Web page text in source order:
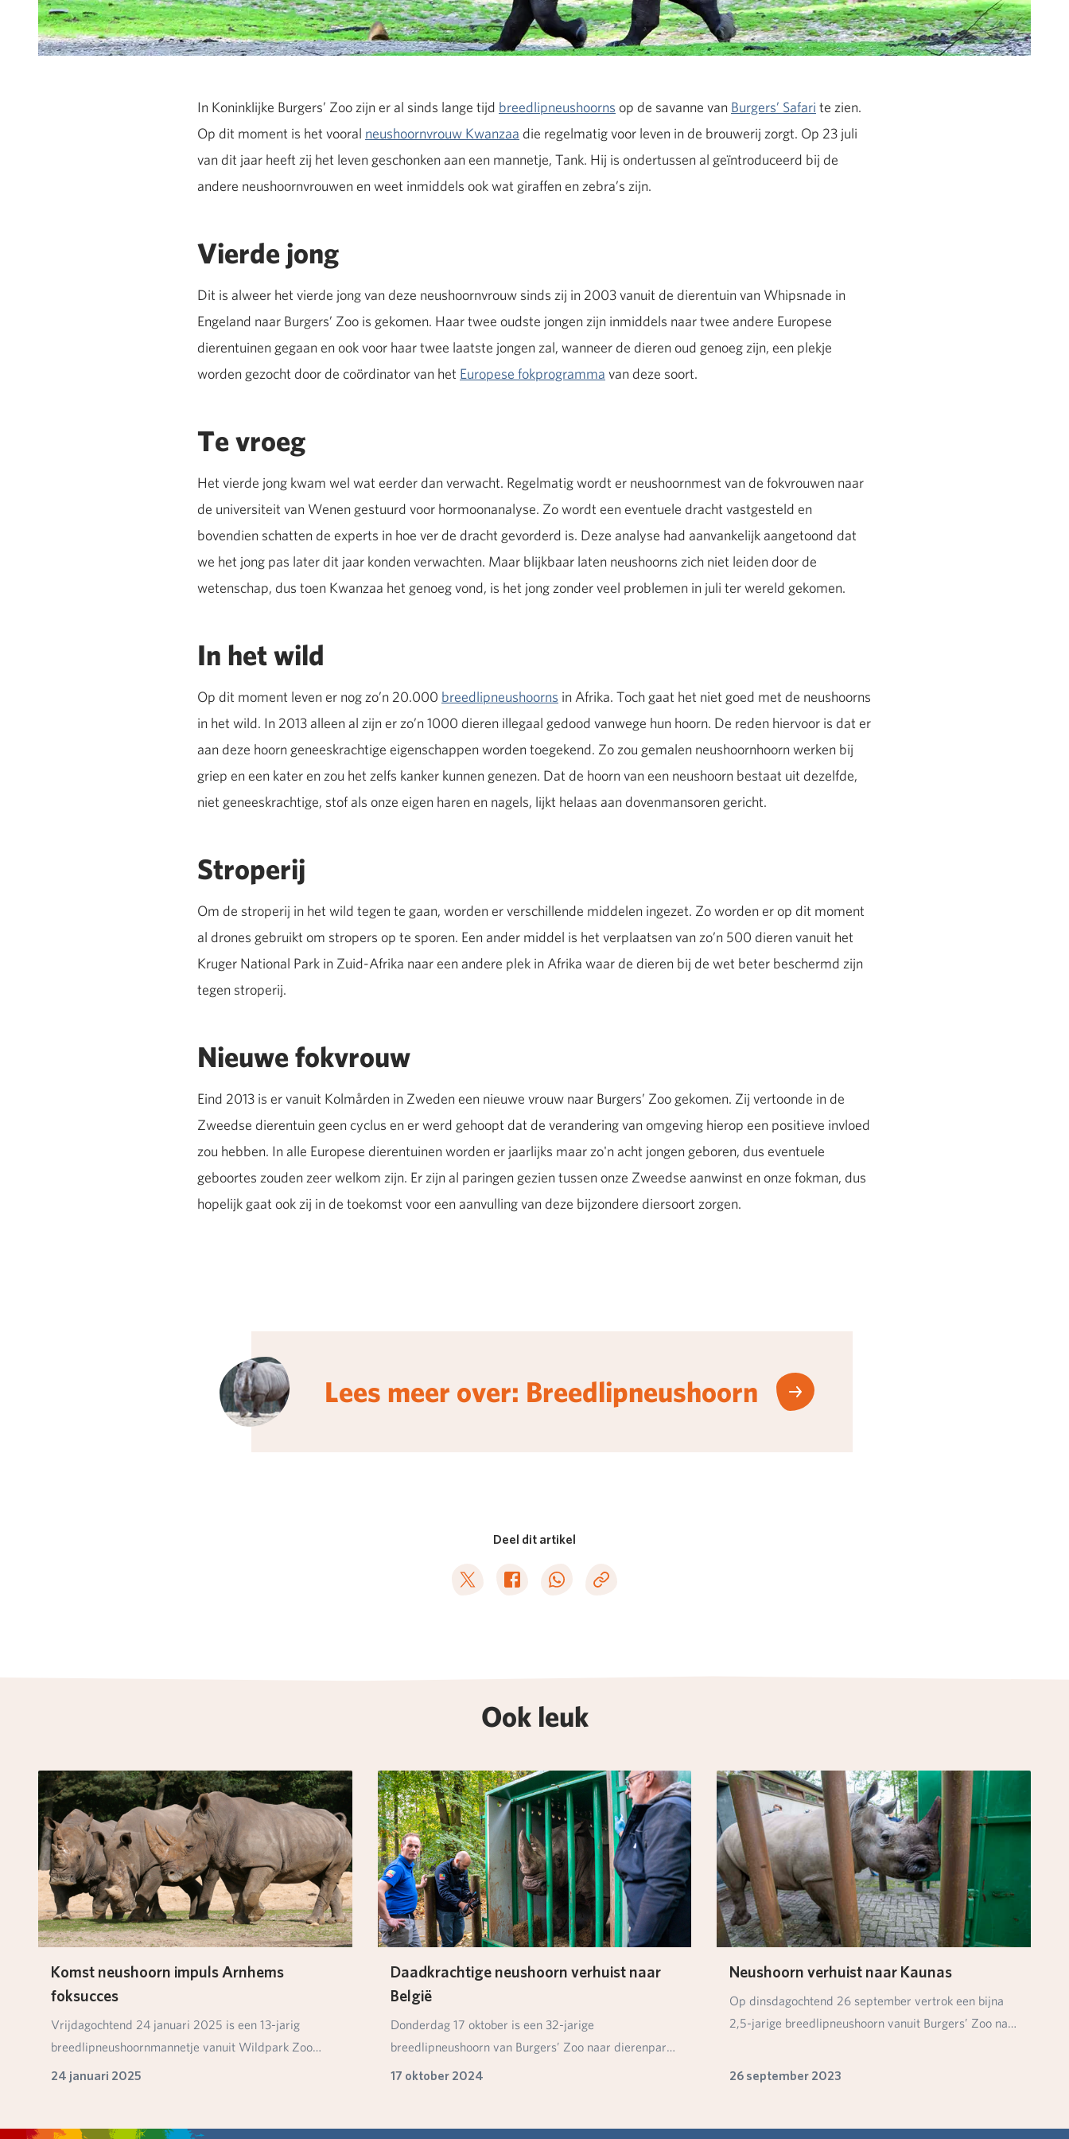
In Koninklijke Burgers’ Zoo zijn er al sinds lange tijd breedlipneushoorns op de savanne van Burgers’ Safari te zien.
Op dit moment is het vooral neushoornvrouw Kwanzaa die regelmatig voor leven in de brouwerij zorgt. Op 23 juli
van dit jaar heeft zij het leven geschonken aan een mannetje, Tank. Hij is ondertussen al geïntroduceerd bij de
andere neushoornvrouwen en weet inmiddels ook wat giraffen en zebra’s zijn.
Vierde jong
Dit is alweer het vierde jong van deze neushoornvrouw sinds zij in 2003 vanuit de dierentuin van Whipsnade in
Engeland naar Burgers’ Zoo is gekomen. Haar twee oudste jongen zijn inmiddels naar twee andere Europese
dierentuinen gegaan en ook voor haar twee laatste jongen zal, wanneer de dieren oud genoeg zijn, een plekje
worden gezocht door de coördinator van het Europese fokprogramma van deze soort.
Te vroeg
Het vierde jong kwam wel wat eerder dan verwacht. Regelmatig wordt er neushoornmest van de fokvrouwen naar
de universiteit van Wenen gestuurd voor hormoonanalyse. Zo wordt een eventuele dracht vastgesteld en
bovendien schatten de experts in hoe ver de dracht gevorderd is. Deze analyse had aanvankelijk aangetoond dat
we het jong pas later dit jaar konden verwachten. Maar blijkbaar laten neushoorns zich niet leiden door de
wetenschap, dus toen Kwanzaa het genoeg vond, is het jong zonder veel problemen in juli ter wereld gekomen.
In het wild
Op dit moment leven er nog zo’n 20.000 breedlipneushoorns in Afrika. Toch gaat het niet goed met de neushoorns
in het wild. In 2013 alleen al zijn er zo’n 1000 dieren illegaal gedood vanwege hun hoorn. De reden hiervoor is dat er
aan deze hoorn geneeskrachtige eigenschappen worden toegekend. Zo zou gemalen neushoornhoorn werken bij
griep en een kater en zou het zelfs kanker kunnen genezen. Dat de hoorn van een neushoorn bestaat uit dezelfde,
niet geneeskrachtige, stof als onze eigen haren en nagels, lijkt helaas aan dovenmansoren gericht.
Stroperij
Om de stroperij in het wild tegen te gaan, worden er verschillende middelen ingezet. Zo worden er op dit moment
al drones gebruikt om stropers op te sporen. Een ander middel is het verplaatsen van zo’n 500 dieren vanuit het
Kruger National Park in Zuid-Afrika naar een andere plek in Afrika waar de dieren bij de wet beter beschermd zijn
tegen stroperij.
Nieuwe fokvrouw
Eind 2013 is er vanuit Kolmården in Zweden een nieuwe vrouw naar Burgers’ Zoo gekomen. Zij vertoonde in de
Zweedse dierentuin geen cyclus en er werd gehoopt dat de verandering van omgeving hierop een positieve invloed
zou hebben. In alle Europese dierentuinen worden er jaarlijks maar zo'n acht jongen geboren, dus eventuele
geboortes zouden zeer welkom zijn. Er zijn al paringen gezien tussen onze Zweedse aanwinst en onze fokman, dus
hopelijk gaat ook zij in de toekomst voor een aanvulling van deze bijzondere diersoort zorgen.
Lees meer over: Breedlipneushoorn
Deel dit artikel
Deel op TwitterDeel op Facebook
Deel op WhatsApp
Kopieer link
Ook leuk
Komst neushoorn impuls Arnhems
foksucces
Vrijdagochtend 24 januari 2025 is een 13-jarig
breedlipneushoornmannetje vanuit Wildpark Zoo
Santo I…
24 januari 2025
Daadkrachtige neushoorn verhuist naar
België
Donderdag 17 oktober is een 32-jarige
breedlipneushoorn van Burgers’ Zoo naar dierenpark
Le Monde Sa…
17 oktober 2024
Neushoorn verhuist naar Kaunas
Op dinsdagochtend 26 september vertrok een bijna
2,5-jarige breedlipneushoorn vanuit Burgers’ Zoo na…
26 september 2023